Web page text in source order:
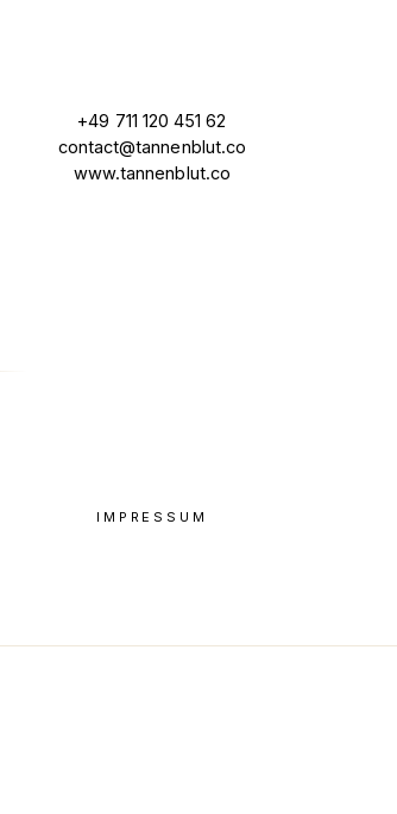
+49 711 120 451 62
contact@tannenblut.co
www.tannenblut.co
IMPRESSUM